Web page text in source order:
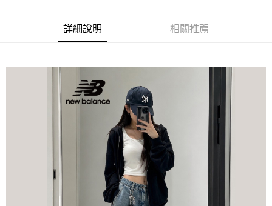
詳細說明 相關推薦